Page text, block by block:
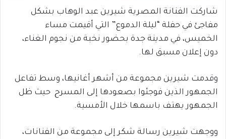
شاركت الفنانة المصرية شيرين عبد الوهاب بشكل
مفاجئ في حفلة “ليلة الدموع” التي أقيمت مساء
الخميس، في مدينة جدة بحضور نخبة من نجوم الغناء،
دون إعلان مسبق لها.
وقدمت شيرين مجموعة من أشهر أغانيها، وسط تفاعل
الجمهور الذين فوجئوا بصعودها إلى المسرح حيث ظل
الجمهور يهتف باسمها خلال الأمسية.
ووجهت شيرين رسالة شكر إلى مجموعة من الفنانات،